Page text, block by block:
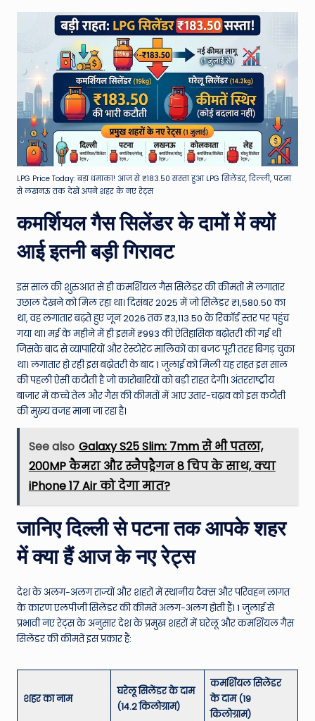
LPG Price Today: बड़ा धमाका! आज से ₹183.50 सस्ता हुआ LPG सिलेंडर, दिल्ली, पटना
से लखनऊ तक देखें अपने शहर के नए रेट्स
कमर्शियल गैस सिलेंडर के दामों में क्यों
आई इतनी बड़ी गिरावट
इस साल की शुरुआत से ही कमर्शियल गैस सिलेंडर की कीमतों में लगातार
उछाल देखने को मिल रहा था। दिसंबर 2025 में जो सिलेंडर ₹1,580.50 का
था, वह लगातार बढ़ते हुए जून 2026 तक ₹3,113.50 के रिकॉर्ड स्तर पर पहुंच
गया था। मई के महीने में ही इसमें ₹993 की ऐतिहासिक बढ़ोतरी की गई थी
जिसके बाद से व्यापारियों और रेस्टोरेंट मालिकों का बजट पूरी तरह बिगड़ चुका
था। लगातार हो रही इस बढ़ोतरी के बाद 1 जुलाई को मिली यह राहत इस साल
की पहली ऐसी कटौती है जो कारोबारियों को बड़ी राहत देगी। अंतरराष्ट्रीय
बाजार में कच्चे तेल और गैस की कीमतों में आए उतार-चढ़ाव को इस कटौती
की मुख्य वजह माना जा रहा है।
See also Galaxy S25 Slim: 7mm से भी पतला,
200MP कैमरा और स्नैपड्रैगन 8 चिप के साथ, क्या
iPhone 17 Air को देगा मात?
जानिए दिल्ली से पटना तक आपके शहर
में क्या हैं आज के नए रेट्स
देश के अलग-अलग राज्यों और शहरों में स्थानीय टैक्स और परिवहन लागत
के कारण एलपीजी सिलेंडर की कीमतें अलग-अलग होती हैं। 1 जुलाई से
प्रभावी नए रेट्स के अनुसार देश के प्रमुख शहरों में घरेलू और कमर्शियल गैस
सिलेंडर की कीमतें इस प्रकार हैं:
शहर का नाम
घरेलू सिलेंडर के दाम
(14.2 किलोग्राम)
कमर्शियल सिलेंडर
के दाम (19
किलोग्राम)